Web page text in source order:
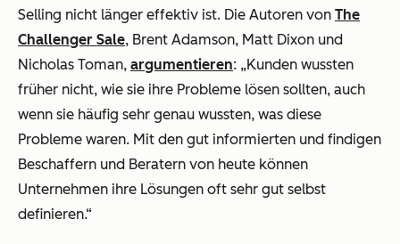
Selling nicht länger effektiv ist. Die Autoren von The
Challenger Sale, Brent Adamson, Matt Dixon und
Nicholas Toman, argumentieren: „Kunden wussten
früher nicht, wie sie ihre Probleme lösen sollten, auch
wenn sie häufig sehr genau wussten, was diese
Probleme waren. Mit den gut informierten und findigen
Beschaffern und Beratern von heute können
Unternehmen ihre Lösungen oft sehr gut selbst
definieren.“